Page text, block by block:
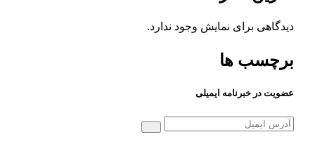
برای نمایش وجود ندارد.
ها
در خبرنامه ایمیلی